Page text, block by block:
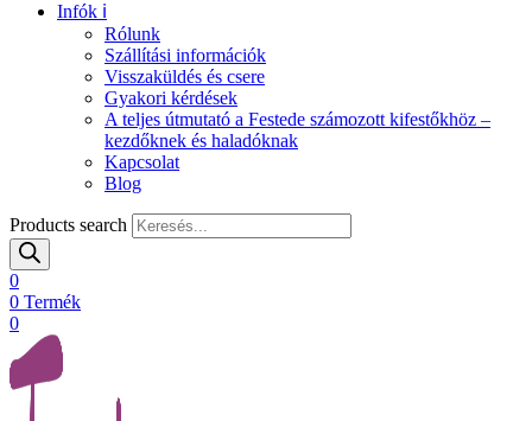
Infók ℹ️
Rólunk
Szállítási információk
Visszaküldés és csere
Gyakori kérdések
A teljes útmutató a Festede számozott kifestőkhöz –
kezdőknek és haladóknak
Kapcsolat
Blog
Products search
0
0 Termék
0